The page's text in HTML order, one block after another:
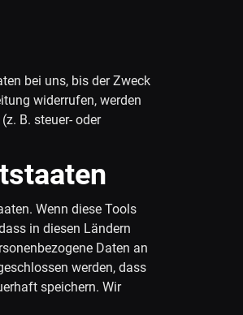
bei uns, bis der Zweck
widerrufen, werden
B. steuer- oder
Wenn diese Tools
in diesen Ländern
Daten an
werden, dass
speichern. Wir